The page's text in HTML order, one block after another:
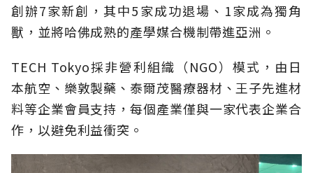
創辦7家新創，其中5家成功退場、1家成為獨角
獸，並將哈佛成熟的產學媒合機制帶進亞洲。
TECH Tokyo採非營利組織（NGO）模式，由日
本航空、樂敦製藥、泰爾茂醫療器材、王子先進材
料等企業會員支持，每個產業僅與一家代表企業合
作，以避免利益衝突。